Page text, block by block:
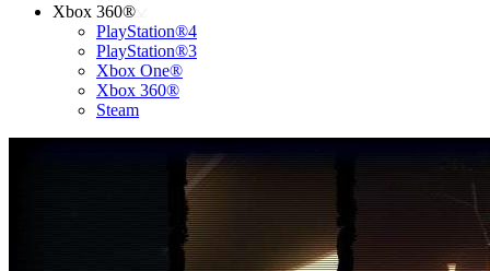
Xbox 360®
PlayStation®4
PlayStation®3
Xbox One®
Xbox 360®
Steam